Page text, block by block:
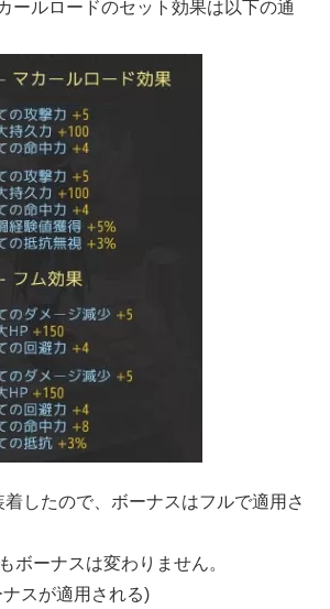
ールロードのセット効果は以下の通
したので、ボーナスはフルで適用さ
ボーナスは変わりません。
スが適用される)